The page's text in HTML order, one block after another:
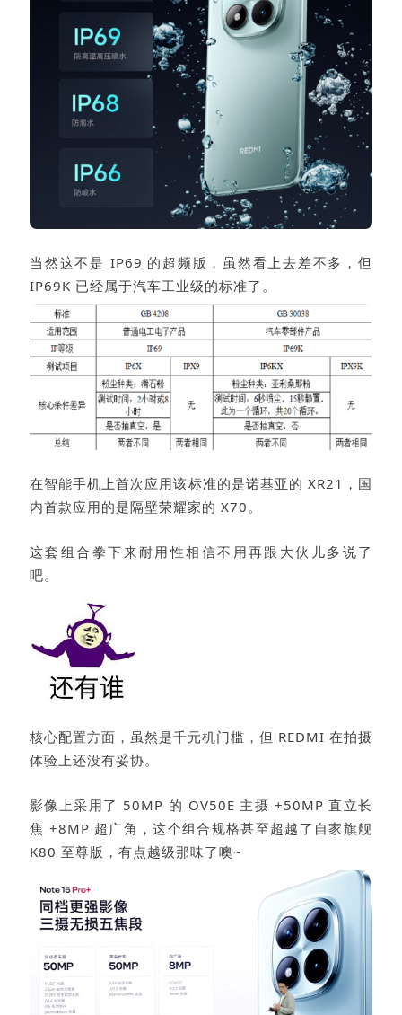
当然这不是 IP69 的超频版，虽然看上去差不多，但
IP69K 已经属于汽车工业级的标准了。
在智能手机上首次应用该标准的是诺基亚的 XR21，国
内首款应用的是隔壁荣耀家的 X70。
这套组合拳下来耐用性相信不用再跟大伙儿多说了
吧。
核心配置方面，虽然是千元机门槛，但 REDMI 在拍摄
体验上还没有妥协。
影像上采用了 50MP 的 OV50E 主摄 +50MP 直立长
焦 +8MP 超广角，这个组合规格甚至超越了自家旗舰
K80 至尊版，有点越级那味了噢~